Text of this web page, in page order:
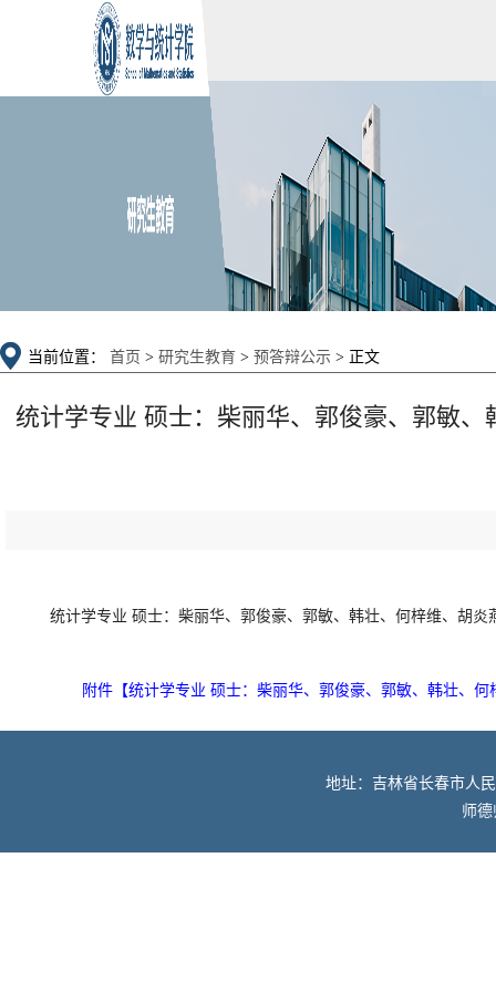
当前位置： 首页 > 研究生教育 > 预答辩公示 > 正文
统计学专业 硕士：柴丽华、郭俊豪、郭敏
统计学专业 硕士：柴丽华、郭俊豪、郭敏、韩壮、何梓维、胡
附件【统计学专业 硕士：柴丽华、郭俊豪、郭敏、韩壮、
地址：吉林省长春市人
师德